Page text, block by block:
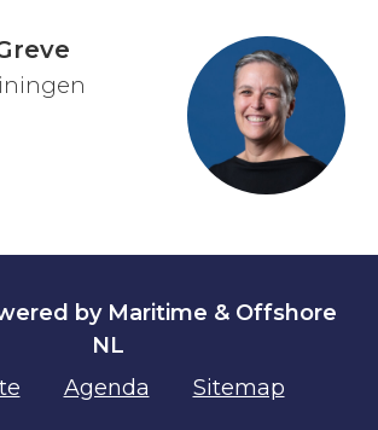
by Maritime & Offshore
NL
Agenda Sitemap